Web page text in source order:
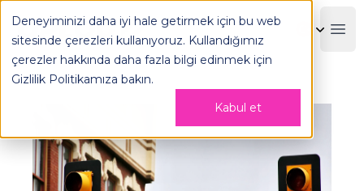
Deneyiminizi daha iyi hale getirmek için bu web
sitesinde çerezleri kullanıyoruz. Kullandığımız
çerezler hakkında daha fazla bilgi edinmek için
Gizlilik Politikamıza bakın.
Kabul et
OPLOG